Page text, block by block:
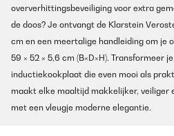
oververhittingsbeveiliging voor extra
de doos? Je ontvangt de Klarstein
cm en een meertalige handleiding om je
59 × 52 × 5,6 cm (B×D×H). Transformeer
inductiekookplaat die even mooi als
maakt elke maaltijd makkelijker, veiliger
met een vleugje moderne elegantie.